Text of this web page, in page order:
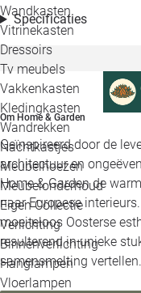
Wandkasten
Vitrinekasten
Dressoirs
Tv meubels
Vakkenkasten
Kledingkasten
Wandrekken
Nachtkastjes
Meubelhoezen
Meubelonderhoud
Eigen Collectie
Verlichting
Binnenverlichting
Hanglampen
Vloerlampen
Specificaties
Om Home & Garden
Geïnspireerd door de
architectuur en
Home & Garden de
naar Europese
moeiteloos Oosterse
resulterend in unieke
samensmelting vertellen.